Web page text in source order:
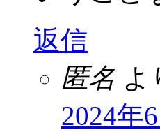
返信
匿名 よ
2024年